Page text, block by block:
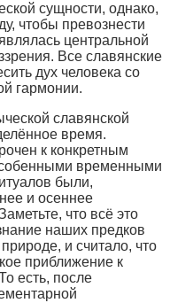
сущности, однако,
чтобы превознести
центральной
Все славянские
дух человека со
гармонии.
славянской
время.
к конкретным
временными
были,
и осеннее
что всё это
наших предков
и считало, что
приближение к
есть, после